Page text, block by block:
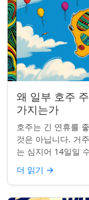
왜 일부 호주
가지는가
호주는 긴 연휴를
것은 아닙니다. 거
는 심지어 14일일
는 걸까요? 왜 일부 ...
더 읽기 →